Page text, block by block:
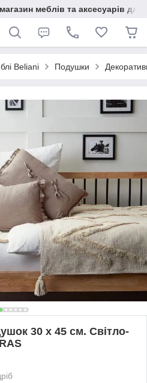
меблів та аксесуарів для
Beliani Подушки
30 x 45 см. Світло-